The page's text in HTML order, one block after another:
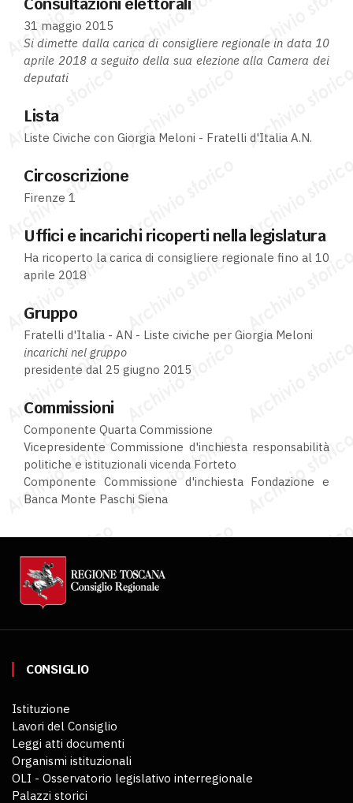
31 maggio 2015
Si dimette dalla carica di consigliere regionale in data 10
aprile 2018 a seguito della sua elezione alla Camera dei
deputati
Lista
Liste Civiche con Giorgia Meloni - Fratelli d'Italia A.N.
Circoscrizione
Firenze 1
Uffici e incarichi ricoperti nella legislatura
Ha ricoperto la carica di consigliere regionale fino al 10
aprile 2018
Gruppo
Fratelli d'Italia - AN - Liste civiche per Giorgia Meloni
incarichi nel gruppo
presidente dal 25 giugno 2015
Commissioni
Componente Quarta Commissione
Vicepresidente Commissione d'inchiesta responsabilità
politiche e istituzionali vicenda Forteto
Componente Commissione d'inchiesta Fondazione e
Banca Monte Paschi Siena
CONSIGLIO
Istituzione
Lavori del Consiglio
Leggi atti documenti
Organismi istituzionali
OLI - Osservatorio legislativo interregionale
Palazzi storici